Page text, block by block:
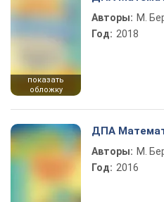
показать
обложку
Авторы: М.
Год: 2018
ДПА
Авторы: М.
Год: 2016